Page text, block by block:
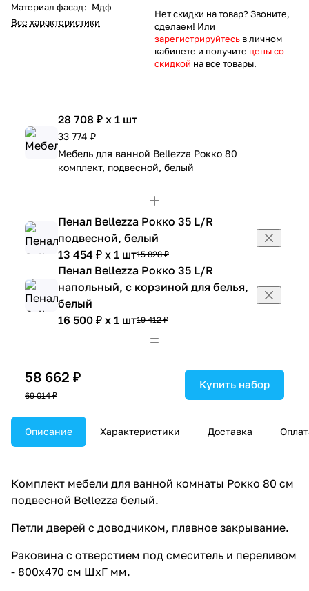
Материал фасад: Мдф
Все характеристики
Нет скидки на товар? Звоните,
сделаем! Или
зарегистрируйтесь в личном
кабинете и получите цены со
скидкой на все товары.
28 708 ₽ x 1 шт
33 774 ₽
Мебель для ванной Bellezza Рокко 80
комплект, подвесной, белый
Пенал Bellezza Рокко 35 L/R
подвесной, белый
13 454 ₽ x 1 шт15 828 ₽
Пенал Bellezza Рокко 35 L/R
напольный, с корзиной для белья,
белый
16 500 ₽ x 1 шт19 412 ₽
58 662 ₽
69 014 ₽
Купить набор
Описание Характеристики Доставка
Комплект мебели для ванной комнаты Рокко 80 см
подвесной Bellezza белый.
Петли дверей с доводчиком, плавное закрывание.
Раковина с отверстием под смеситель и переливом
- 800х470 см ШхГ мм.